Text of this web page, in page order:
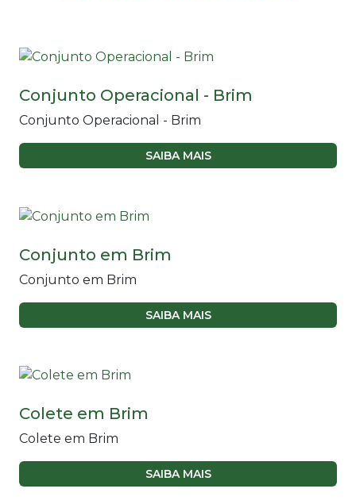
Conjunto Operacional - Brim
Conjunto Operacional - Brim
SAIBA MAIS
Conjunto em Brim
Conjunto em Brim
SAIBA MAIS
Colete em Brim
Colete em Brim
SAIBA MAIS